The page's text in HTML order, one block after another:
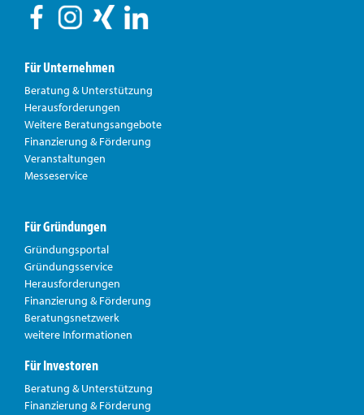
Für Unternehmen
Beratung & Unterstützung
Herausforderungen
Weitere Beratungsangebote
Finanzierung & Förderung
Veranstaltungen
Messeservice
Für Gründungen
Gründungsportal
Gründungsservice
Herausforderungen
Finanzierung & Förderung
Beratungsnetzwerk
weitere Informationen
Für Investoren
Beratung & Unterstützung
Finanzierung & Förderung